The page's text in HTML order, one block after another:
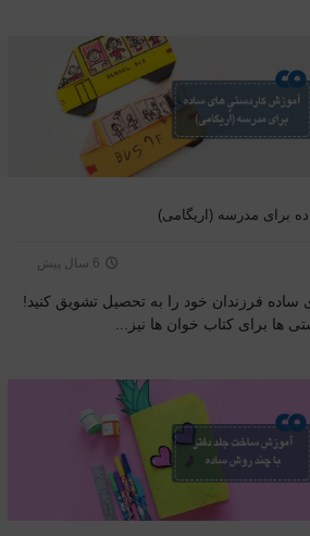
برای مدرسه (اریگامی)
6 سال پیش
فرزندان خود را به تحصیل تشویق کنید!
ها برای کتاب خوان ها نیز...